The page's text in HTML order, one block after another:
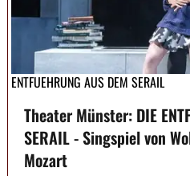
ENTFUEHRUNG AUS DEM SERAIL
Theater Münster: DIE
SERAIL - Singspiel von
Mozart